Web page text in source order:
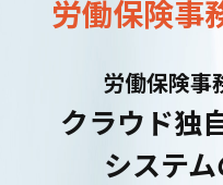
労働保険事
労働保険事
クラウド独
システム